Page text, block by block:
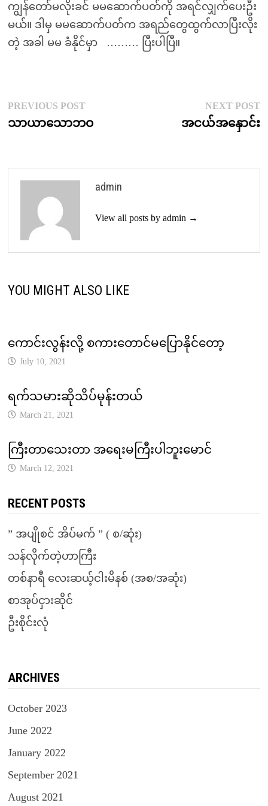
ကျွန်တော်မလိုးခင် မမဆောက်ပတ်ကို အရင်လျှက်ပေးဦး
မယ်။ ဒါမှ မမဆောက်ပတ်က အရည်တွေထွက်လာပြီးလိုး
တဲ့ အခါ မမ ခံနိုင်မှာ ……… ပြီးပါပြီ။
Post
navigation
PREVIOUS POSTPrevious
post:
သာယာသောဘဝ
NEXT POST
အငယ်အနှောင်း
admin
View all posts by admin →
YOU MIGHT ALSO LIKE
ကောင်းလွန်းလို့ စကားတောင်မပြောနိုင်တော့
July 10, 2021
ရက်သမားဆိုသိပ်မုန်းတယ်
March 21, 2021
ကြီးတာသေးတာ အရေးမကြီးပါဘူးမောင်
March 12, 2021
RECENT POSTS
” အပျိုစင် အိပ်မက် ” ( စ/ဆုံး)
သန်လိုက်တဲ့ဟာကြီး
တစ်နာရီ လေးဆယ့်ငါးမိနစ် (အစ/အဆုံး)
စာအုပ်ငှားဆိုင်
ဦးစိုင်းလုံ
ARCHIVES
October 2023
June 2022
January 2022
September 2021
August 2021